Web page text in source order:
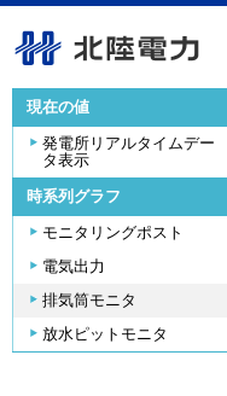
現在の値
発電所リアルタイムデー
タ表示
時系列グラフ
モニタリングポスト
電気出力
排気筒モニタ
放水ピットモニタ